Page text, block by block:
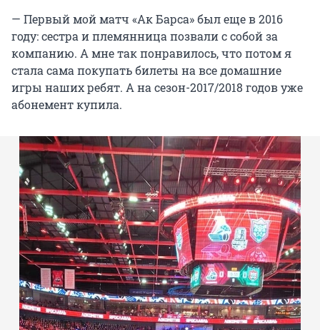
— Первый мой матч «Ак Барса» был еще в 2016
году: сестра и племянница позвали с собой за
компанию. А мне так понравилось, что потом я
стала сама покупать билеты на все домашние
игры наших ребят. А на сезон-2017/2018 годов уже
абонемент купила.